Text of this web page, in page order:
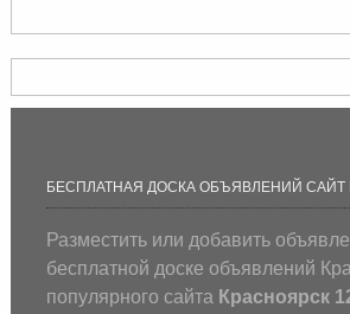
БЕСПЛАТНАЯ ДОСКА ОБЪЯВЛЕНИЙ САЙТ
Разместить или добавить
бесплатной доске объявлений
популярного сайта Красноярск